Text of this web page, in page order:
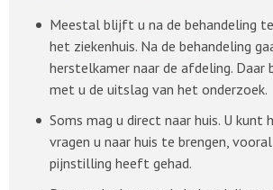
Meestal blijft u na de behandeling
het ziekenhuis. Na de behandeling
herstelkamer naar de afdeling. Daar
met u de uitslag van het onderzoek.
Soms mag u direct naar huis. U kunt
vragen u naar huis te brengen,
pijnstilling heeft gehad.